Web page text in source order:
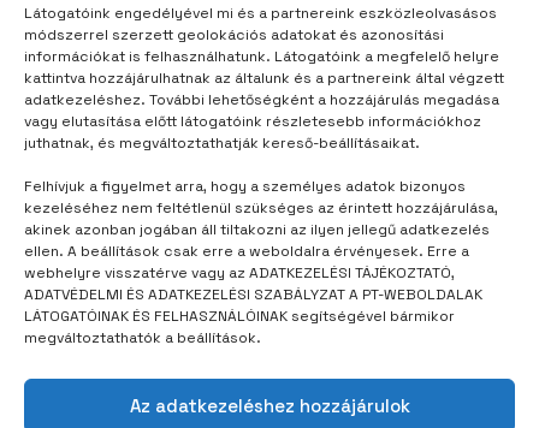
Látogatóink engedélyével mi és a partnereink eszközleolvasásos
módszerrel szerzett geolokációs adatokat és azonosítási
információkat is felhasználhatunk. Látogatóink a megfelelő helyre
kattintva hozzájárulhatnak az általunk és a partnereink által végzett
adatkezeléshez. További lehetőségként a hozzájárulás megadása
vagy elutasítása előtt látogatóink részletesebb információkhoz
juthatnak, és megváltoztathatják kereső-beállításaikat.
Felhívjuk a figyelmet arra, hogy a személyes adatok bizonyos
kezeléséhez nem feltétlenül szükséges az érintett hozzájárulása,
akinek azonban jogában áll tiltakozni az ilyen jellegű adatkezelés
ellen. A beállítások csak erre a weboldalra érvényesek. Erre a
webhelyre visszatérve vagy az ADATKEZELÉSI TÁJÉKOZTATÓ,
ADATVÉDELMI ÉS ADATKEZELÉSI SZABÁLYZAT A PT-WEBOLDALAK
LÁTOGATÓINAK ÉS FELHASZNÁLÓINAK segítségével bármikor
megváltoztathatók a beállítások.
Az adatkezeléshez hozzájárulok
TÁBOROM 3 év telt el
Sokat tanultam a tőzsdés játékból